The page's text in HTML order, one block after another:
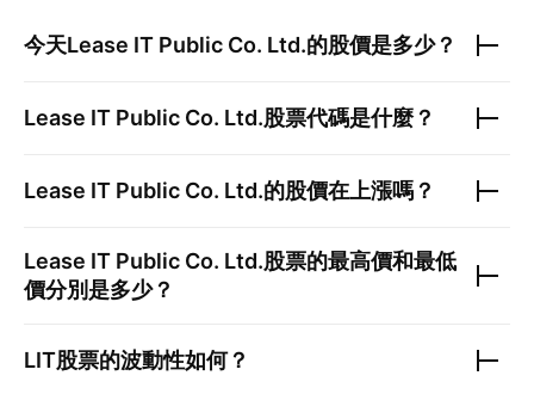
今天Lease IT Public Co. Ltd.的股價是多少？
Lease IT Public Co. Ltd.股票代碼是什麼？
Lease IT Public Co. Ltd.的股價在上漲嗎？
Lease IT Public Co. Ltd.股票的最高價和最低
價分別是多少？
LIT股票的波動性如何？